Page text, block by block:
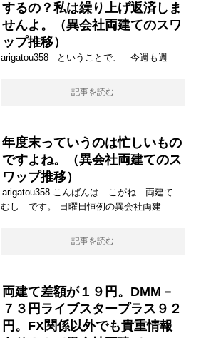
するの？私は繰り上げ返済しま
せんよ。（異会社両建てのスワ
ップ推移）
arigatou358 ということで、 今週も週
記事を読む
年度末っていうのは忙しいもの
ですよね。（異会社両建てのス
ワップ推移）
arigatou358 こんばんは こがね 両建て
むし です。 日曜日恒例の異会社両建
記事を読む
両建て差額が１９円。DMM－
７３円ライブスタープラス９２
円。FX関係以外でも貴重情報